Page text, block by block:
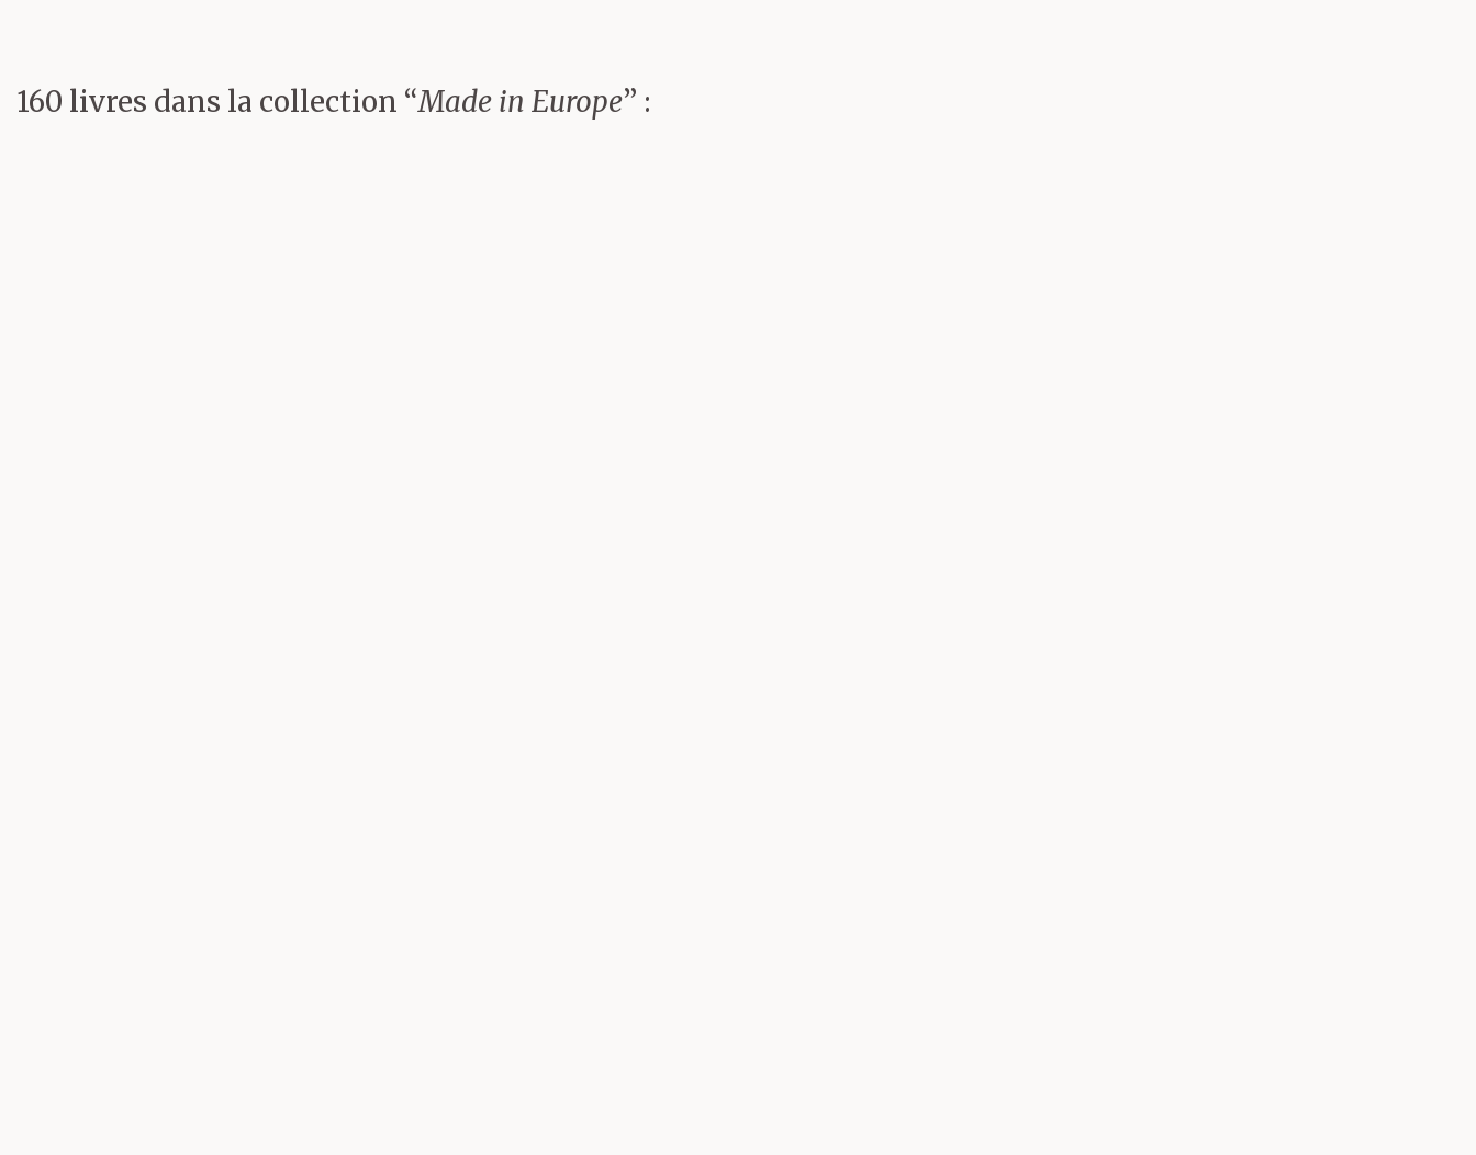
160 livres dans la collection “Made in Europe” :